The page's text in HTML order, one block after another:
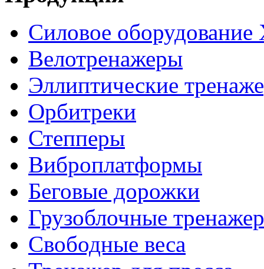
Силовое оборудование
Велотренажеры
Эллиптические
Орбитреки
Степперы
Виброплатформы
Беговые дорожки
Грузоблочные
Свободные веса